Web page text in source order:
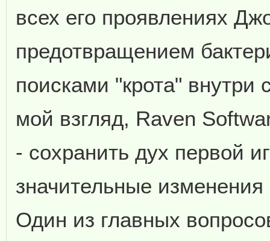
всех его проявлениях
предотвращением
поисками "крота" внутри
мой взгляд, Raven
- сохранить дух первой
значительные
Один из главных